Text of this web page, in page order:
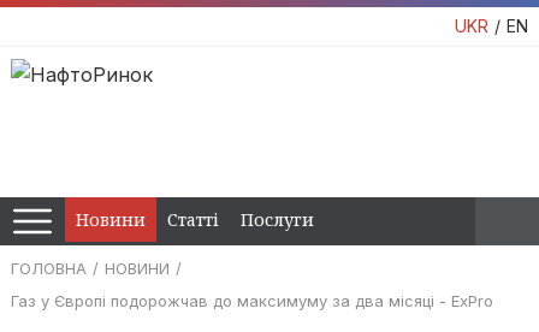
UKR EN
Новини Статті Послуги
ГОЛОВНА
НОВИНИ
Газ у Європі подорожчав до максимуму за два місяці - ExPro